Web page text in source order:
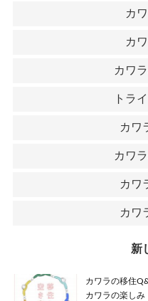
カ
カ
カワ
トラ
カワ
カワ
カワ
カワ
新
カワラの移住
カワラの楽しみ